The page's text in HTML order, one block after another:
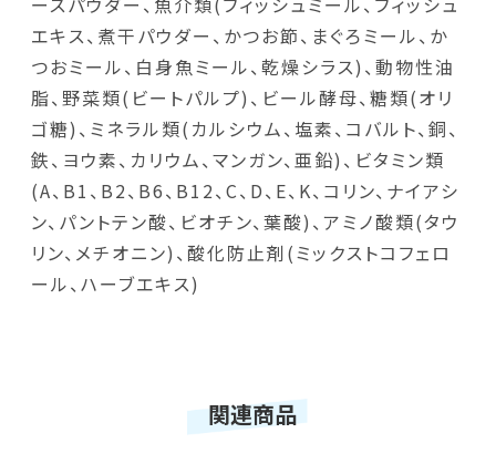
エキス、煮干パウダー、かつお節、まぐろミール、か
つおミール、白身魚ミール、乾燥シラス)、動物性油
脂、野菜類(ビートパルプ)、ビール酵母、糖類(オリ
ゴ糖)、ミネラル類(カルシウム、塩素、コバルト、銅、
鉄、ヨウ素、カリウム、マンガン、亜鉛)、ビタミン類
(A、B1、B2、B6、B12、C、D、E、K、コリン、ナイアシ
ン、パントテン酸、ビオチン、葉酸)、アミノ酸類(タウ
リン、メチオニン)、酸化防止剤(ミックストコフェロ
ール、ハーブエキス)
関連商品